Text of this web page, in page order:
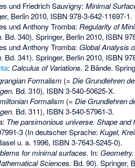
und Friedrich Sauvigny: Minimal
Berlin 2010, ISBN 978-3-642-11697-1.
und Anthony Tromba: Regularity of
Bd. 340). Springer, Berlin 2010, ISBN
und Anthony Tromba: Global Analysis
Bd. 341). Springer, Berlin 2010, ISBN
: Calculus of Variations. 2 Bände.
Formalism (= Die Grundlehren
Bd. 310), ISBN 3-540-50625-X.
Formalism (= Die Grundlehren
Bd. 311), ISBN 3-540-57961-3.
The parsimonious universe. Shape and
3(In deutscher Sprache: Kugel,
u. a. 1996, ISBN 3-7643-5245-0).
for minimal surfaces. In: Geometry.
Sciences. Bd. 90). Springer,